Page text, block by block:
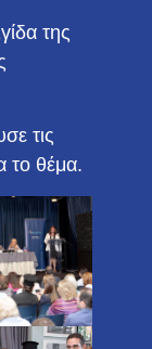
της
τις
το θέμα.